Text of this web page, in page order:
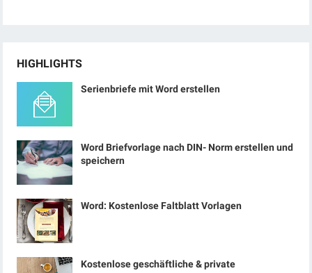
HIGHLIGHTS
Serienbriefe mit Word erstellen
Word Briefvorlage nach DIN- Norm erstellen und
speichern
Word: Kostenlose Faltblatt Vorlagen
Kostenlose geschäftliche & private